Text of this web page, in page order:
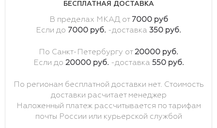
БЕСПЛАТНАЯ ДОСТАВКА
В пределах МКАД от 7000 руб
Если до 7000 руб. -доставка 350 руб.
По Санкт-Петербургу от20000 руб.
Если до 20000 руб. -доставка 550 руб.
По регионам бесплатной доставки нет. Стоимость
доставки расчитает менеджер
Наложенный платеж рассчитывается по тарифам
почты России или курьерской службой